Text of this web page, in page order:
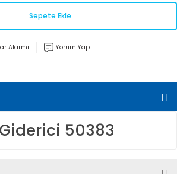
Sepete Ekle
Alarmı Yorum Yap
50383